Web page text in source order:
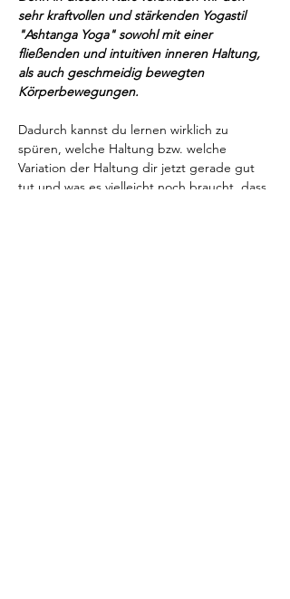
sehr kraftvollen und stärkenden Yogastil
"Ashtanga Yoga" sowohl mit einer
fließenden und intuitiven inneren Haltung,
als auch geschmeidig bewegten
Körperbewegungen.
Dadurch kannst du lernen wirklich zu
spüren, welche Haltung bzw. welche
Variation der Haltung dir jetzt gerade gut
tut und was es vielleicht noch braucht, dass